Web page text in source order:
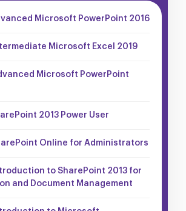
Microsoft PowerPoint 2016
Microsoft Excel 2019
Microsoft PowerPoint
2013 Power User
Online for Administrators
to SharePoint 2013 for
and Document Management